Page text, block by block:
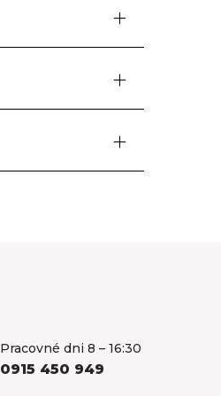
Pracovné dni 8 – 16:30
0915 450 949